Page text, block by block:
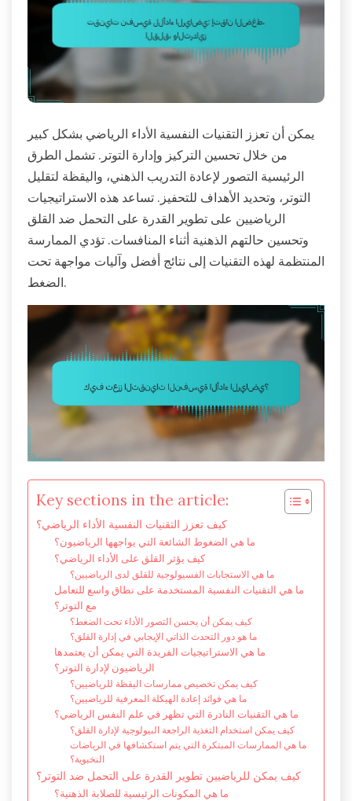
يمكن أن تعزز التقنيات النفسية الأداء الرياضي بشكل كبير
من خلال تحسين التركيز وإدارة التوتر. تشمل الطرق
الرئيسية التصور لإعادة التدريب الذهني، واليقظة لتقليل
التوتر، وتحديد الأهداف للتحفيز. تساعد هذه الاستراتيجيات
الرياضيين على تطوير القدرة على التحمل ضد القلق
وتحسين حالتهم الذهنية أثناء المنافسات. تؤدي الممارسة
المنتظمة لهذه التقنيات إلى نتائج أفضل وآليات مواجهة تحت
الضغط.
Key sections in the article:
كيف تعزز التقنيات النفسية الأداء الرياضي؟
ما هي الضغوط الشائعة التي يواجهها الرياضيون؟
كيف يؤثر القلق على الأداء الرياضي؟
ما هي الاستجابات الفسيولوجية للقلق لدى الرياضيين؟
ما هي التقنيات النفسية المستخدمة على نطاق واسع للتعامل
مع التوتر؟
كيف يمكن أن يحسن التصور الأداء تحت الضغط؟
ما هو دور التحدث الذاتي الإيجابي في إدارة القلق؟
ما هي الاستراتيجيات الفريدة التي يمكن أن يعتمدها
الرياضيون لإدارة التوتر؟
كيف يمكن تخصيص ممارسات اليقظة للرياضيين؟
ما هي فوائد إعادة الهيكلة المعرفية للرياضيين؟
ما هي التقنيات النادرة التي تظهر في علم النفس الرياضي؟
كيف يمكن استخدام التغذية الراجعة البيولوجية لإدارة القلق؟
ما هي الممارسات المبتكرة التي يتم استكشافها في الرياضات
النخبوية؟
كيف يمكن للرياضيين تطوير القدرة على التحمل ضد التوتر؟
ما هي المكونات الرئيسية للصلابة الذهنية؟